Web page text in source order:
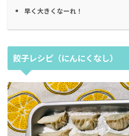
早く大きくなーれ！
餃子レシピ（にんにくなし）